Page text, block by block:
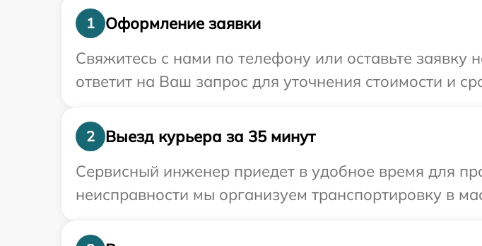
1
Оформление заявки
Свяжитесь с нами по телефону или оставьте
ответит на Ваш запрос для уточнения стоимости и
2
Выезд курьера за 35 минут
Сервисный инженер приедет в удобное время для
неисправности мы организуем транспортировку в